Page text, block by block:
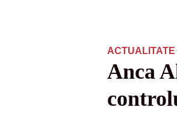
ACTUALITATE·
Anca